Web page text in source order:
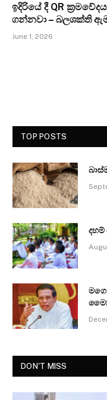
ඉදිරියේ දී QR
ගන්නවා – බලශක්ති
June 1, 2026
TOP POSTS
දහම්
DON'T MISS